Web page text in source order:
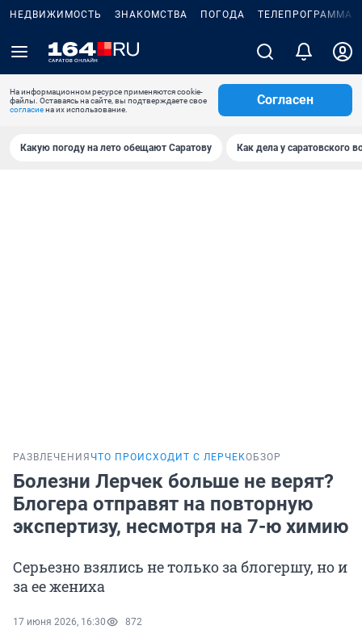
НЕДВИЖИМОСТЬ ЗНАКОМСТВА ПОГОДА ТЕЛЕПРОГРАММА
На информационном ресурсе применяются cookie-
файлы. Оставаясь на сайте, вы подтверждаете свое
согласиена их использование.
Согласен
Какую погоду на лето обещают Саратову Как дела у саратовского
РАЗВЛЕЧЕНИЯ ЧТО ПРОИСХОДИТ С ЛЕРЧЕКОБЗОР
Болезни Лерчек больше не верят?
Блогера отправят на повторную
экспертизу, несмотря на 7-ю химию
Серьезно взялись не только за блогершу, но и
за ее жениха
17 июня 2026, 16:30 872